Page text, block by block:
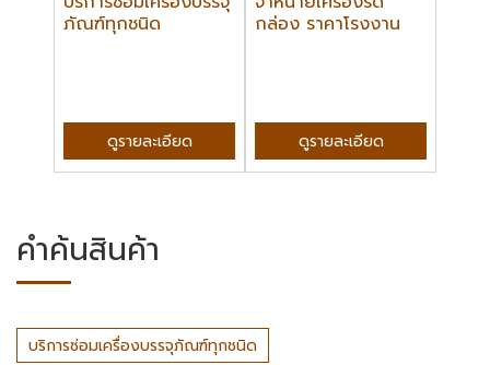
ภัณฑ์ทุกชนิด
ดูรายละเอียด
กล่อง ราคาโรงงาน
ดูรายละเอียด
คำค้นสินค้า
บริการซ่อมเครื่องบรรจุภัณฑ์ทุกชนิด